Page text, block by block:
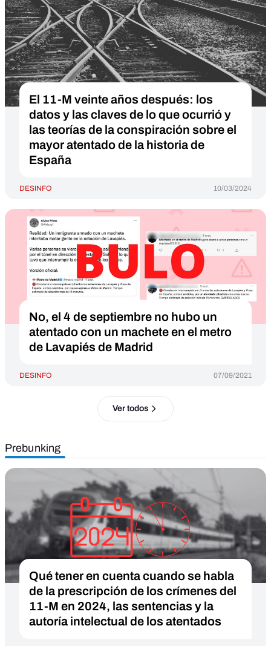
El 11-M veinte años después: los
datos y las claves de lo que ocurrió y
las teorías de la conspiración sobre el
mayor atentado de la historia de
España
DESINFO 10/03/2024
No, el 4 de septiembre no hubo un
atentado con un machete en el metro
de Lavapiés de Madrid
DESINFO 07/09/2021
Ver todos
Prebunking
Qué tener en cuenta cuando se habla
de la prescripción de los crímenes del
11-M en 2024, las sentencias y la
autoría intelectual de los atentados